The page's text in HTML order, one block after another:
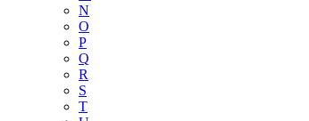
N
O
P
Q
R
S
T